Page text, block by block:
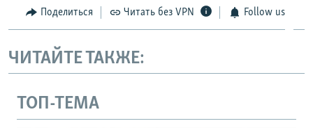
Поделиться Читать без VPN Follow us
ЧИТАЙТЕ ТАКЖЕ:
ТОП-ТЕМА